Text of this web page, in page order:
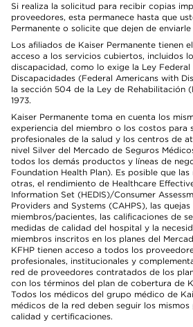
Si realiza la solicitud para recibir copias
proveedores, esta permanece hasta que
Permanente o solicite que dejen de
Los afiliados de Kaiser Permanente tienen
acceso a los servicios cubiertos, incluidos
discapacidad, como lo exige la Ley
Discapacidades (Federal Americans with
la sección 504 de la Ley de Rehabilitación
1973.
Kaiser Permanente toma en cuenta los
experiencia del miembro o los costos para
profesionales de la salud y los centros de
nivel Silver del Mercado de Seguros
todos los demás productos y líneas de
Foundation Health Plan). Es posible que
otras, el rendimiento de Healthcare
Information Set (HEDIS)/Consumer
Providers and Systems (CAHPS), las
miembros/pacientes, las calificaciones de
medidas de calidad del hospital y la
miembros inscritos en los planes del
KFHP tienen acceso a todos los
profesionales, institucionales y
red de proveedores contratados de los
con los términos del plan de cobertura de
Todos los médicos del grupo médico de
médicos de la red deben seguir los
calidad y certificaciones.